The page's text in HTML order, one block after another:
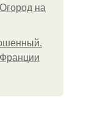
на